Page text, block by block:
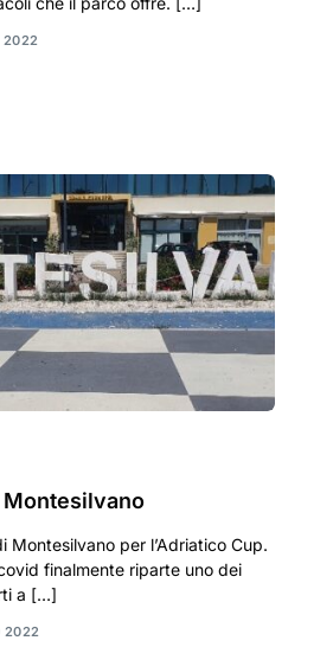
2022
Montesilvano
Montesilvano per l’Adriatico Cup.
finalmente riparte uno dei
a […]
2022